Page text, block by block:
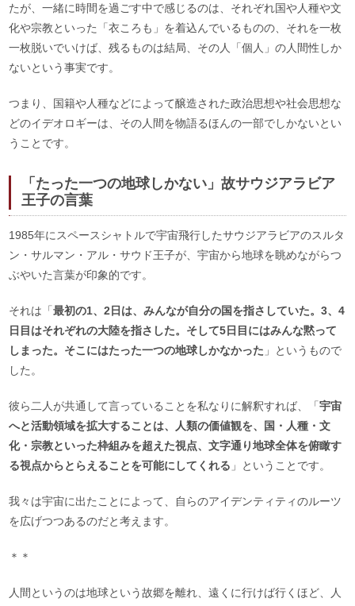
たが、一緒に時間を過ごす中で感じるのは、それぞれ国や人種や文
化や宗教といった「衣ころも」を着込んでいるものの、それを一枚
一枚脱いでいけば、残るものは結局、その人「個人」の人間性しか
ないという事実です。
つまり、国籍や人種などによって醸造された政治思想や社会思想な
どのイデオロギーは、その人間を物語るほんの一部でしかないとい
うことです。
「たった一つの地球しかない」故サウジアラビア
王子の言葉
1985年にスペースシャトルで宇宙飛行したサウジアラビアのスルタ
ン・サルマン・アル・サウド王子が、宇宙から地球を眺めながらつ
ぶやいた言葉が印象的です。
それは「最初の1、2日は、みんなが自分の国を指さしていた。3、4
日目はそれぞれの大陸を指さした。そして5日目にはみんな黙って
しまった。そこにはたった一つの地球しかなかった 」というもので
した。
彼ら二人が共通して言っていることを私なりに解釈すれば、「宇宙
へと活動領域を拡大することは、人類の価値観を、国・人種・文
化・宗教といった枠組みを超えた視点、文字通り地球全体を俯瞰す
る視点からとらえることを可能にしてくれる 」ということです。
我々は宇宙に出たことによって、自らのアイデンティティのルーツ
を広げつつあるのだと考えます。
＊＊
人間というのは地球という故郷を離れ、遠くに行けば行くほど、人